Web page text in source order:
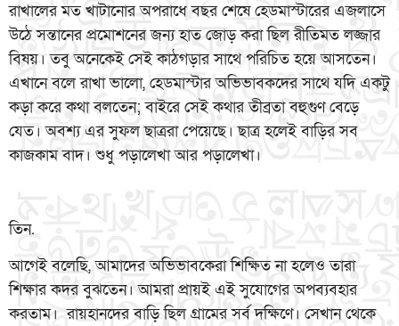
রাখালের মত খাটানোর অপরাধে বছর শেষে হেডমাস্টারের এজলাসে
উঠে সন্তানের প্রমোশনের জন্য হাত জোড় করা ছিল রীতিমত লজ্জার
বিষয়। তবু অনেকেই সেই কাঠগড়ার সাথে পরিচিত হয়ে আসতেন।
এখানে বলে রাখা ভালো, হেডমাস্টার অভিভাবকদের সাথে যদি একটু
কড়া করে কথা বলতেন; বাইরে সেই কথার তীব্রতা বহুগুণ বেড়ে
যেত। অবশ্য এর সুফল ছাত্ররা পেয়েছে। ছাত্র হলেই বাড়ির সব
কাজকাম বাদ। শুধু পড়ালেখা আর পড়ালেখা।
তিন.
আগেই বলেছি, আমাদের অভিভাবকেরা শিক্ষিত না হলেও তারা
শিক্ষার কদর বুঝতেন। আমরা প্রায়ই এই সুযোগের অপব্যবহার
করতাম। রায়হানদের বাড়ি ছিল গ্রামের সর্ব দক্ষিণে। সেখান থেকে